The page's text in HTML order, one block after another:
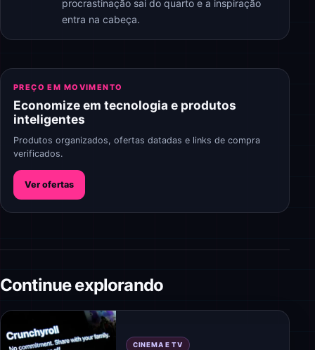
procrastinação sai do quarto e a inspiração
entra na cabeça.
PREÇO EM MOVIMENTO
Economize em tecnologia e produtos
inteligentes
Produtos organizados, ofertas datadas e links de compra
verificados.
Ver ofertas
Continue explorando
CINEMA E TV